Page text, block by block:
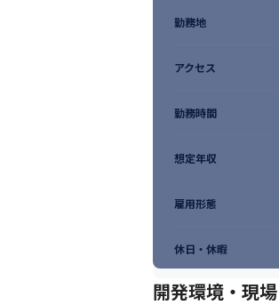
勤務地
アクセス
勤務時間
想定年収
雇用形態
休日・休暇
開発環境・現場